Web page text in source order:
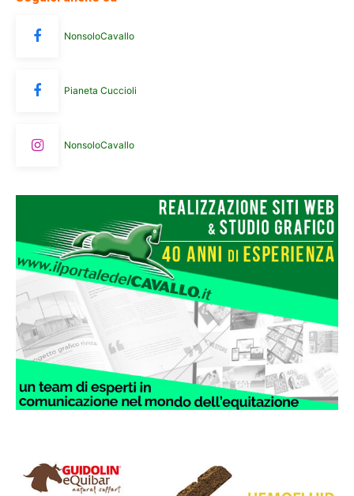
NonsoloCavallo
Pianeta Cuccioli
NonsoloCavallo